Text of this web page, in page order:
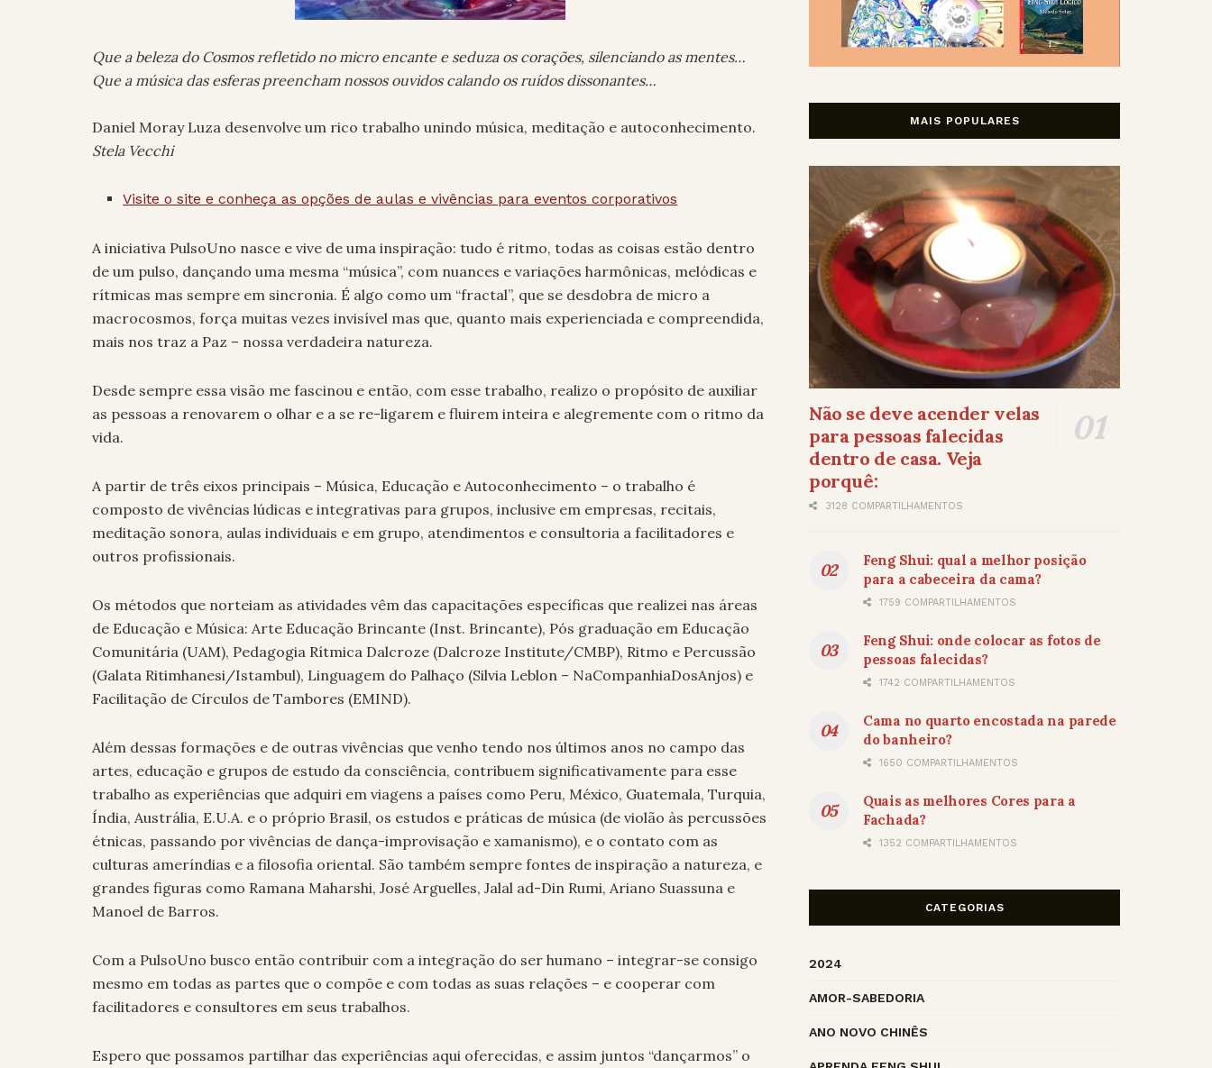
Que a beleza do Cosmos refletido no micro encante e seduza os corações, silenciando as mentes…
Que a música das esferas preencham nossos ouvidos calando os ruídos dissonantes…
Daniel Moray Luza desenvolve um rico trabalho unindo música, meditação e autoconhecimento.
Stela Vecchi
Visite o site e conheça as opções de aulas e vivências para eventos corporativos
A iniciativa PulsoUno nasce e vive de uma inspiração: tudo é ritmo, todas as coisas estão dentro
de um pulso, dançando uma mesma “música”, com nuances e variações harmônicas, melódicas e
rítmicas mas sempre em sincronia. É algo como um “fractal”, que se desdobra de micro a
macrocosmos, força muitas vezes invisível mas que, quanto mais experienciada e compreendida,
mais nos traz a Paz – nossa verdadeira natureza.
Desde sempre essa visão me fascinou e então, com esse trabalho, realizo o propósito de auxiliar
as pessoas a renovarem o olhar e a se re-ligarem e fluirem inteira e alegremente com o ritmo da
vida.
A partir de três eixos principais – Música, Educação e Autoconhecimento – o trabalho é
composto de vivências lúdicas e integrativas para grupos, inclusive em empresas, recitais,
meditação sonora, aulas individuais e em grupo, atendimentos e consultoria a facilitadores e
outros profissionais.
Os métodos que norteiam as atividades vêm das capacitações específicas que realizei nas áreas
de Educação e Música: Arte Educação Brincante (Inst. Brincante), Pós graduação em Educação
Comunitária (UAM), Pedagogia Rítmica Dalcroze (Dalcroze Institute/CMBP), Ritmo e Percussão
(Galata Ritimhanesi/Istambul), Linguagem do Palhaço (Silvia Leblon – NaCompanhiaDosAnjos) e
Facilitação de Círculos de Tambores (EMIND).
Além dessas formações e de outras vivências que venho tendo nos últimos anos no campo das
artes, educação e grupos de estudo da consciência, contribuem significativamente para esse
trabalho as experiências que adquiri em viagens a países como Peru, México, Guatemala, Turquia,
Índia, Austrália, E.U.A. e o próprio Brasil, os estudos e práticas de música (de violão às percussões
étnicas, passando por vivências de dança-improvisação e xamanismo), e o contato com as
culturas ameríndias e a filosofia oriental. São também sempre fontes de inspiração a natureza, e
grandes figuras como Ramana Maharshi, José Arguelles, Jalal ad-Din Rumi, Ariano Suassuna e
Manoel de Barros.
Com a PulsoUno busco então contribuir com a integração do ser humano – integrar-se consigo
mesmo em todas as partes que o compõe e com todas as suas relações – e cooperar com
facilitadores e consultores em seus trabalhos.
Espero que possamos partilhar das experiências aqui oferecidas, e assim juntos “dançarmos” o
MAIS POPULARES
Não se deve acender velas
para pessoas falecidas
dentro de casa. Veja
porquê:
3128 COMPARTILHAMENTOS
Feng Shui: qual a melhor posição
para a cabeceira da cama?
1759 COMPARTILHAMENTOS
Feng Shui: onde colocar as fotos de
pessoas falecidas?
1742 COMPARTILHAMENTOS
Cama no quarto encostada na parede
do banheiro?
1650 COMPARTILHAMENTOS
Quais as melhores Cores para a
Fachada?
1352 COMPARTILHAMENTOS
CATEGORIAS
2024
AMOR-SABEDORIA
ANO NOVO CHINÊS